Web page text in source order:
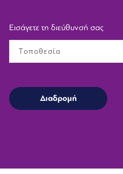
Εισάγετε τη διεύθυνσή σας